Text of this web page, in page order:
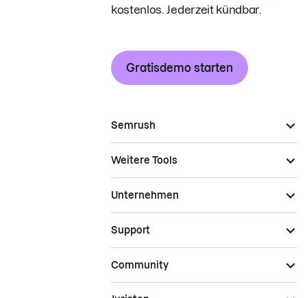
kostenlos. Jederzeit kündbar.
Gratisdemo starten
Semrush
Weitere Tools
Unternehmen
Support
Community